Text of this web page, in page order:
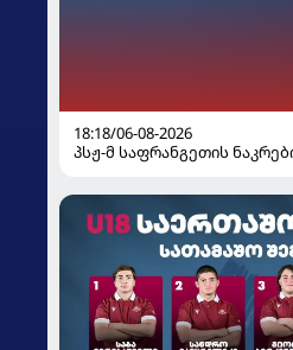
18:18/06-08-2026
პსჟ-მ საფრანგეთის